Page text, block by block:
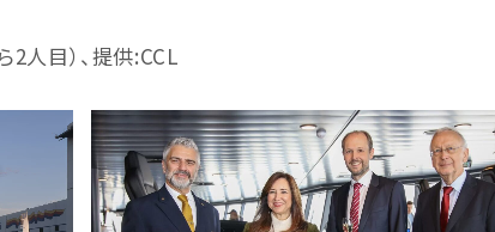
2人目）、提供:CCL